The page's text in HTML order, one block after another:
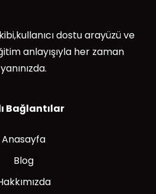
dostu arayüzü ve
anlayışıyla her zaman
yanınızda.
Bağlantılar
Anasayfa
Blog